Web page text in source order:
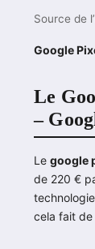
Source de
Google
Le
–
Le google
de 220 €
cela fait de